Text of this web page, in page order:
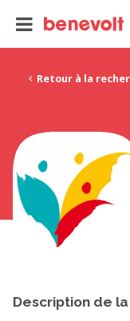
Retour à la
Description de la